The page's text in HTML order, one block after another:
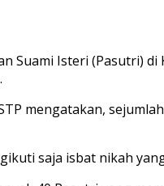
Suami Isteri (Pasutri)
mengatakan,
saja isbat nikah